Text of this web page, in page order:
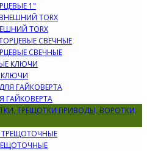
1"
TORX
СВЕЧНЫЕ
КЛЮЧИ
ГАЙКОВЕРТА
ПРИВОДЫ, ВОРОТКИ,